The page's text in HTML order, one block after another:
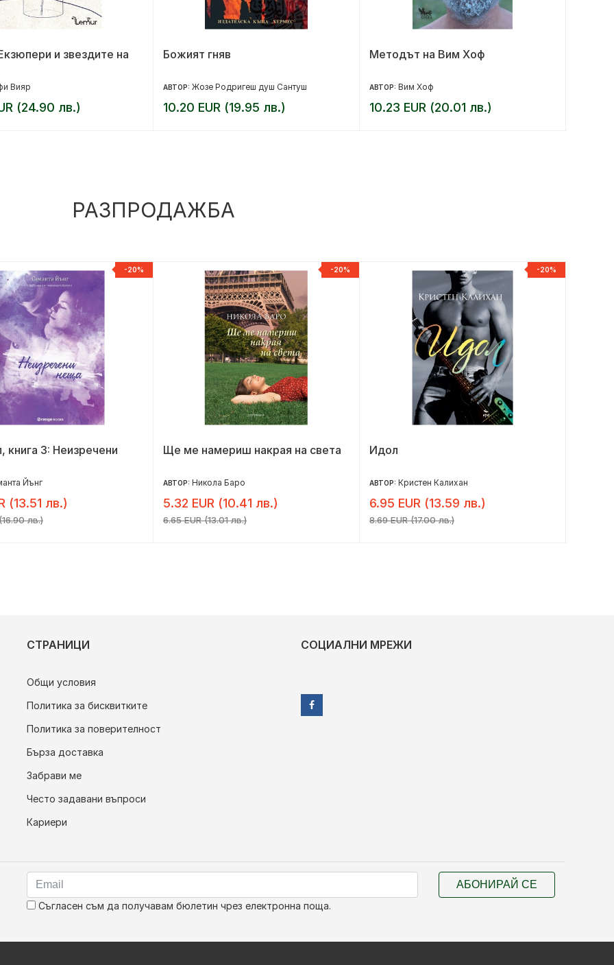
и звездите на
Вияр
(24.90 лв.)
Божият гняв
АВТОР: Жозе Родригеш душ Сантуш
10.20 EUR (19.95 лв.)
Методът на Вим Хоф
АВТОР: Вим Хоф
10.23 EUR (20.01 лв.)
РАЗПРОДАЖБА
-20%
книга 3: Неизречени
Йънг
(13.51 лв.)
лв.)
-20%
Ще ме намериш накрая на света
АВТОР: Никола Баро
5.32 EUR (10.41 лв.)
6.65 EUR (13.01 лв.)
-20%
Идол
АВТОР: Кристен Калихан
6.95 EUR (13.59 лв.)
8.69 EUR (17.00 лв.)
СТРАНИЦИ
Общи условия
Политика за бисквитките
Политика за поверителност
Бърза доставка
Забрави ме
Често задавани въпроси
Кариери
СОЦИАЛНИ МРЕЖИ
Съгласен съм да получавам бюлетин чрез електронна поща.
АБОНИРАЙ СЕ